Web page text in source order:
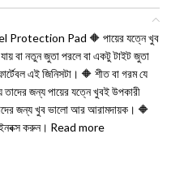
Pad 🔶 পায়ের যত্নে খুব
বা নতুন জুতা পরলে বা একটু টাইট জুতা
এই জিনিসটা। 🔶 শীত বা গরম যে
তাদের জন্য পায়ের যত্নে খুবই উপকারী
জন্য খুব ভালো আর আরামদায়ক। 🔶
ইনবক্স করুন। Read more